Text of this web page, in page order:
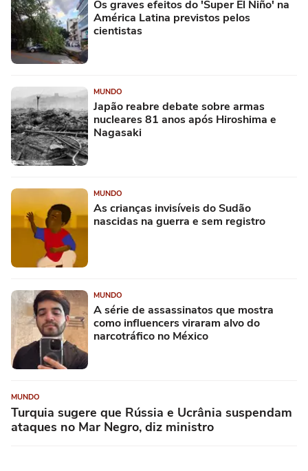
Os graves efeitos do 'Super El Niño' na
América Latina previstos pelos
cientistas
MUNDO
Japão reabre debate sobre armas
nucleares 81 anos após Hiroshima e
Nagasaki
MUNDO
As crianças invisíveis do Sudão
nascidas na guerra e sem registro
MUNDO
A série de assassinatos que mostra
como influencers viraram alvo do
narcotráfico no México
MUNDO
Turquia sugere que Rússia e Ucrânia suspendam
ataques no Mar Negro, diz ministro